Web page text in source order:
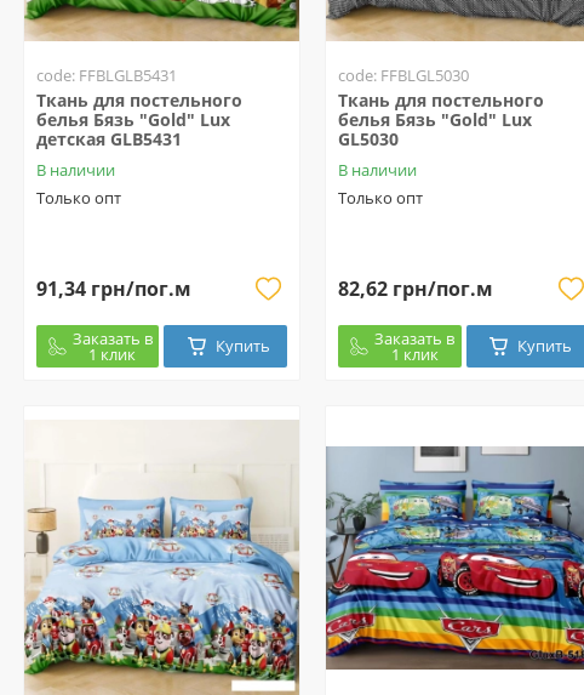
code: FFBLGLB5431
Ткань для постельного
белья Бязь "Gold" Lux
детская GLB5431
В наличии
Только опт
91,34 грн/пог.м
Заказать в
1 клик Купить
code: FFBLGL5030
Ткань для постельного
белья Бязь "Gold" Lux
GL5030
В наличии
Только опт
82,62 грн/пог.м
Заказать в
1 клик Купить